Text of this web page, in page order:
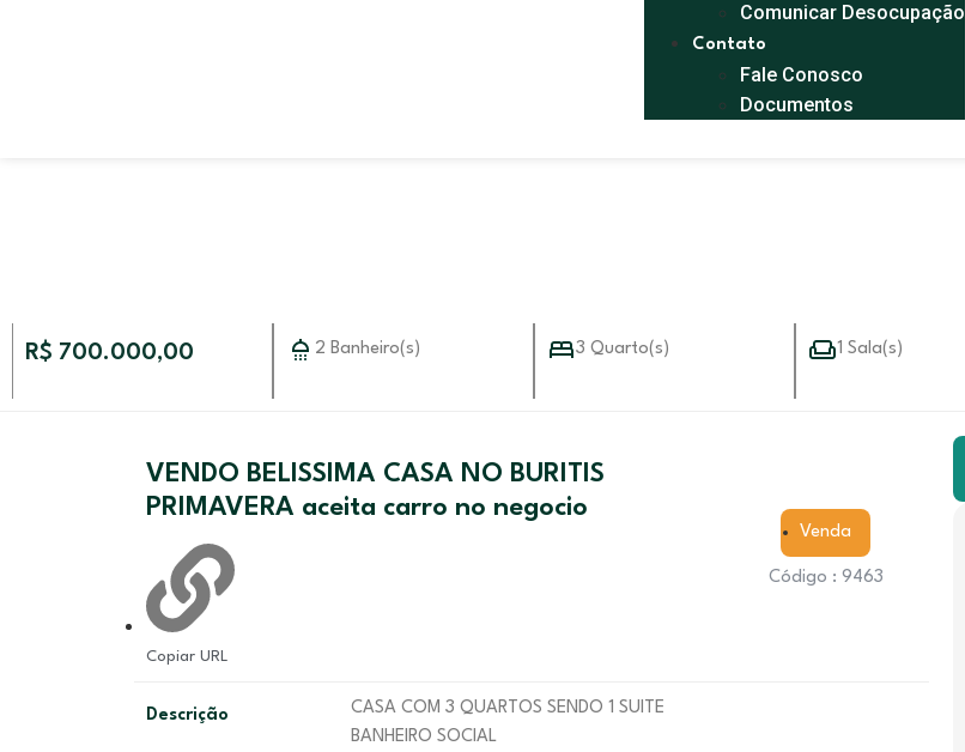
Comunicar Desocupação
Contato
Fale Conosco
Documentos
R$ 700.000,00 2 Banheiro(s) 3 Quarto(s) 1 Sala(s)
VENDO BELISSIMA CASA NO BURITIS
PRIMAVERA aceita carro no negocio
Copiar URL
Venda
Código : 9463
Descrição
CASA COM 3 QUARTOS SENDO 1 SUITE
BANHEIRO SOCIAL